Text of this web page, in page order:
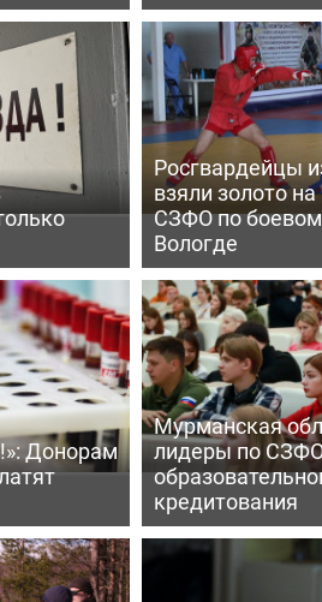
Росгвардейцы
взяли золото
СЗФО по
Вологде
Донорам
Мурманская
лидеры по
кредитования